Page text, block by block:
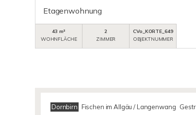
Etagenwohnung
43 m²
WOHNFLÄCHE
2
ZIMMER
CVo_KORTE_649
OBJEKTNUMMER
Dornbirn Fischen im Allgäu / Langenwang